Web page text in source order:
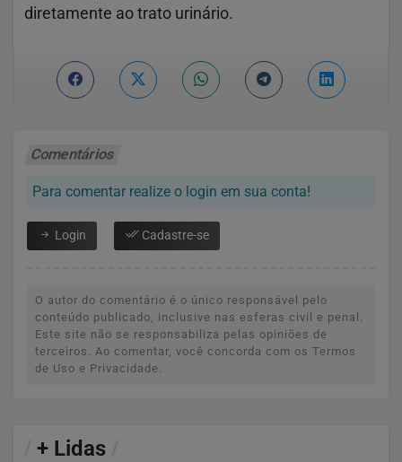
diretamente ao trato urinário.
Comentários
Para comentar realize o login em sua conta!
Login Cadastre-se
O autor do comentário é o único responsável pelo
conteúdo publicado, inclusive nas esferas civil e penal.
Este site não se responsabiliza pelas opiniões de
terceiros. Ao comentar, você concorda com os Termos
de Uso e Privacidade.
+ Lidas